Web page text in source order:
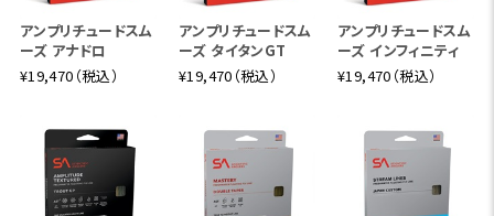
アンプリチュードスム
ーズ アナドロ
¥19,470（税込）
アンプリチュードスム
ーズ タイタンGT
¥19,470（税込）
アンプリチュードスム
ーズ インフィニティ
¥19,470（税込）